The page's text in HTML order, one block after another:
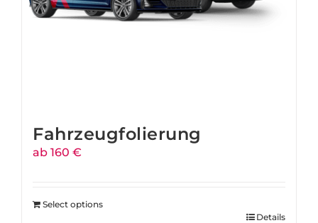
Fahrzeugfolierung
ab 160 €
Select options
Details